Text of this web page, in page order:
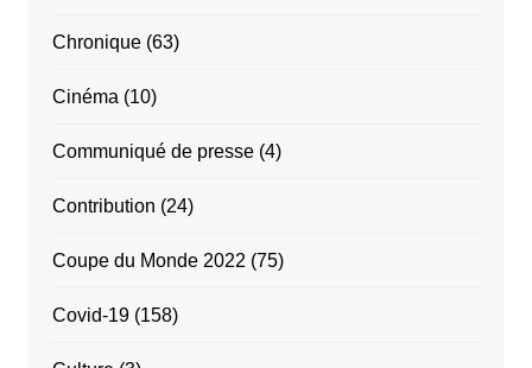
Chronique(63)
Cinéma (10)
Communiqué de presse(4)
Contribution (24)
Coupe du Monde 2022 (75)
Covid-19(158)